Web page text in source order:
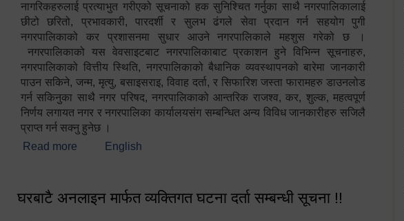
नागरिकहरुलाई प्रत्याभुत गरीएको सूचनाको हक सुनिश्चित गर्नुका साथै नगरपालिकालाई
छीटो छरितो, प्रभावकारी, पारदर्शी र सुलभ ढंगले सेवा प्रदान गर्न सहयोग पुगी
नगरपालिकाको कर प्रशासनमा सुधार आउने नगरपालिकाले महशुस गरेको छ ।
नगरपालिकाको यस वेवसाइटबाट नगरपालिकाबाट प्रकाशन हुने विभिन्न सूचनाहरु,
नगरपालिकाको वित्तीय स्थिति, नगरपालिकाको बैधानिक व्यवस्थापनको बारेमा जानकारी
पाउन सकिने, जन्म, मृत्यु, बसाइसराइ, विवाह दर्ता, र सिफारिश जस्ता फारामहरु डाउनलोड
गर्न सकिनुका साथै नगर परिषद, नगरपालिकाको आन्तरिक राजश्व, कर, शुल्क, महत्वपूर्ण
निर्णय लगायत नगर र नगरपालिका कार्यालयसंग सम्बन्धित अन्य विविध जानकारीहरु सजिलै
प्राप्त गर्न सक्नु हुनेछ ।
Read more about स्वागतम!!!
English
घरबाटै अनलाइन मार्फत व्यक्तिगत घटना दर्ता सम्बन्धी सूचना !!